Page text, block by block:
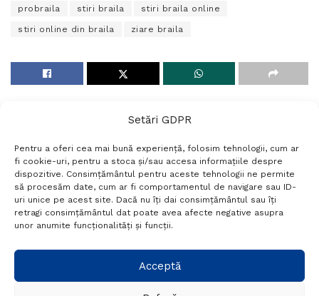
Setări GDPR
Pentru a oferi cea mai bună experiență, folosim tehnologii, cum ar
fi cookie-uri, pentru a stoca și/sau accesa informațiile despre
dispozitive. Consimțământul pentru aceste tehnologii ne permite
să procesăm date, cum ar fi comportamentul de navigare sau ID-
uri unice pe acest site. Dacă nu îți dai consimțământul sau îți
retragi consimțământul dat poate avea afecte negative asupra
unor anumite funcționalități și funcții.
Acceptă
probraila stiri braila stiri braila online
stiri online din braila ziare braila
Termeni si conditii
Politică de confidențialitate
Politica cookies
Setări GDPR
+40 788 760 194